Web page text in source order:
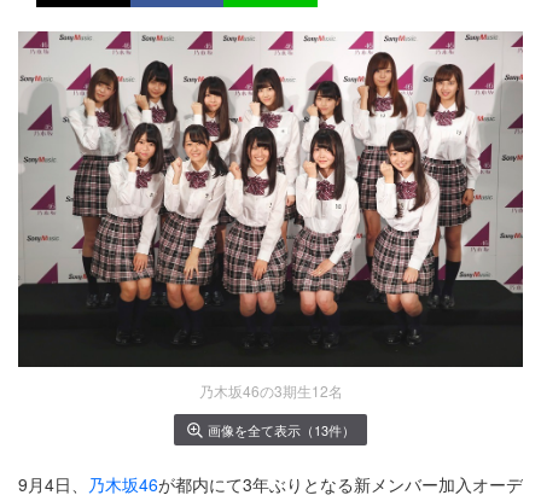
乃木坂46の3期生12名
画像を全て表示（13件）
9月4日、 乃木坂46が都内にて3年ぶりとなる新メンバー加入オーデ